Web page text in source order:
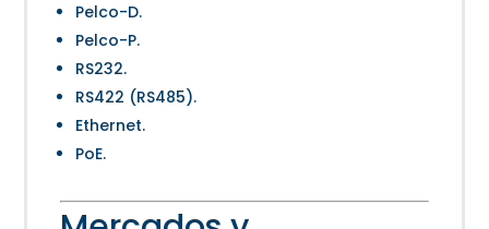
Pelco-D.
Pelco-P.
RS232.
RS422 (RS485).
Ethernet.
PoE.